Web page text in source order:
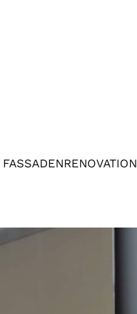
FASSADENRENOVATION